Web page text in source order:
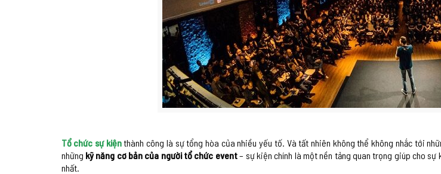
Tổ chức sự kiệnthành công là sự tổng hòa của nhiều yếu tố. Và tất nhiên không thể không nhắc tới
những kỹ năng cơ bản của người tổ chức event– sự kiện chính là một nền tảng quan trọng giúp cho
nhất.